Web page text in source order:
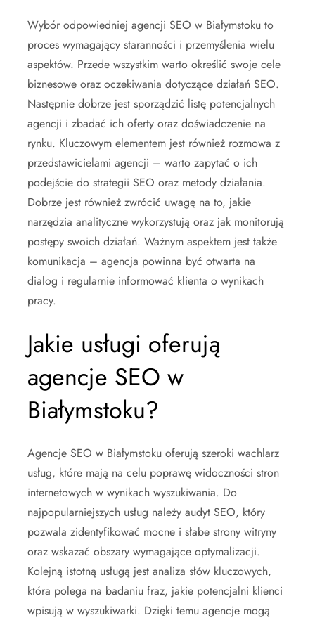
Wybór odpowiedniej agencji SEO w Białymstoku to
proces wymagający staranności i przemyślenia wielu
aspektów. Przede wszystkim warto określić swoje cele
biznesowe oraz oczekiwania dotyczące działań SEO.
Następnie dobrze jest sporządzić listę potencjalnych
agencji i zbadać ich oferty oraz doświadczenie na
rynku. Kluczowym elementem jest również rozmowa z
przedstawicielami agencji – warto zapytać o ich
podejście do strategii SEO oraz metody działania.
Dobrze jest również zwrócić uwagę na to, jakie
narzędzia analityczne wykorzystują oraz jak monitorują
postępy swoich działań. Ważnym aspektem jest także
komunikacja – agencja powinna być otwarta na
dialog i regularnie informować klienta o wynikach
pracy.
Jakie usługi oferują
agencje SEO w
Białymstoku?
Agencje SEO w Białymstoku oferują szeroki wachlarz
usług, które mają na celu poprawę widoczności stron
internetowych w wynikach wyszukiwania. Do
najpopularniejszych usług należy audyt SEO, który
pozwala zidentyfikować mocne i słabe strony witryny
oraz wskazać obszary wymagające optymalizacji.
Kolejną istotną usługą jest analiza słów kluczowych,
która polega na badaniu fraz, jakie potencjalni klienci
wpisują w wyszukiwarki. Dzięki temu agencje mogą